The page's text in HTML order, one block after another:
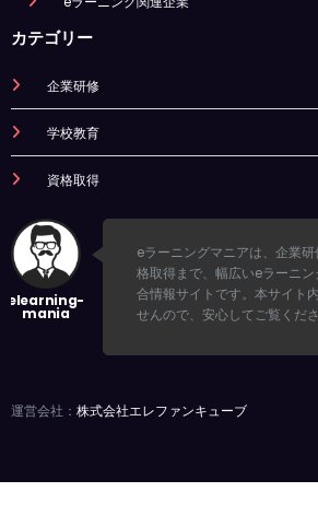
カテゴリー
企業研修
学校教育
資格取得
eラーニングマニアは、企業
格取得まで、幅広いeラーニ
合情報サイトです。本サイト
せんので、安心してご覧くださ
運営会社： 株式会社エレファンキューブ